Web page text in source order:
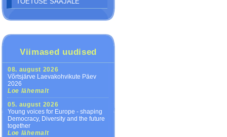
Viimased uudised
08. august 2026
Võrtsjärve Laevakohvikute Päev
2026
Loe lähemalt
05. august 2026
Young voices for Europe - shaping
Democracy, Diversity and the future
together
Loe lähemalt